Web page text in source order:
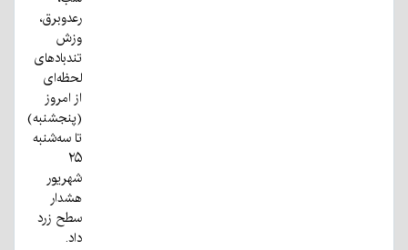
رعدوبرق،
وزش
تندبادهای
لحظه‌ای
از امروز
(پنجشنبه)
تا سه‌شنبه
۲۵
شهریور
هشدار
سطح زرد
داد.